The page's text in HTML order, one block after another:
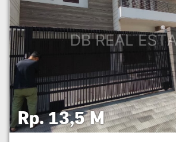
Rp. 13,5 M